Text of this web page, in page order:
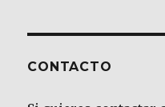
CONTACTO